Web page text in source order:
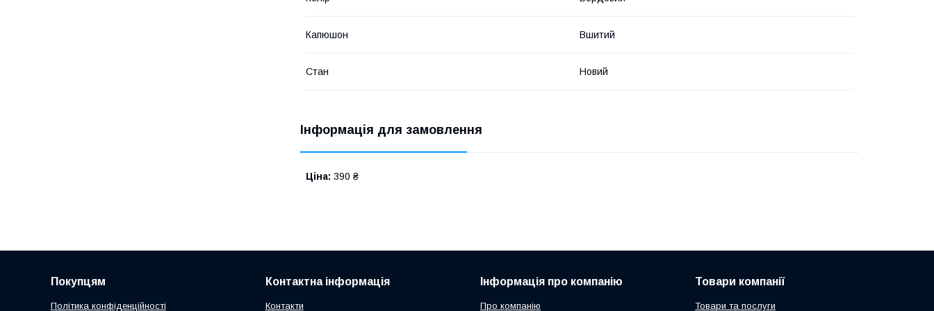
Капюшон Вшитий
Стан Новий
Інформація для замовлення
Ціна: 390 ₴
Покупцям
Політика конфіденційності
Контактна інформація
Контакти
Інформація про компанію
Про компанію
Товари компанії
Товари та послуги